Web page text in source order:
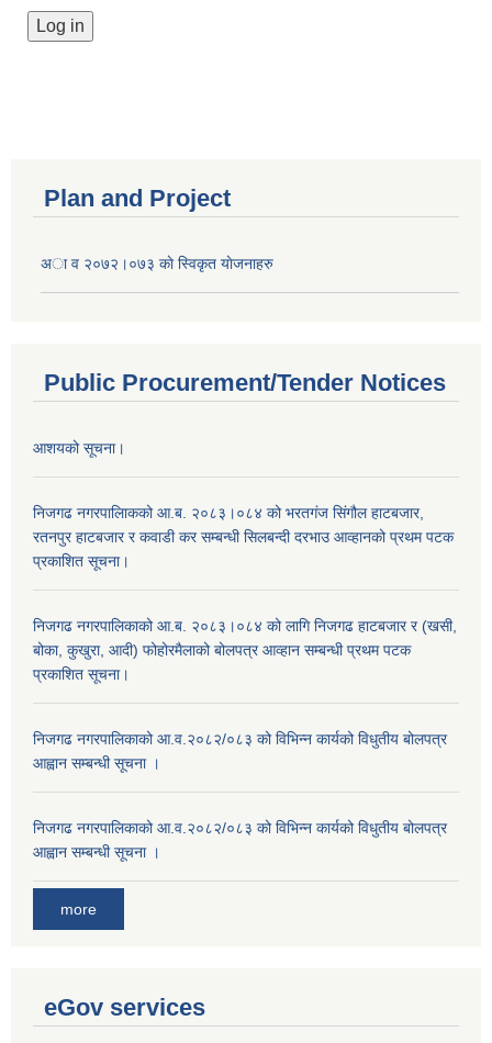
Plan and Project
अा व २०७२।०७३ काे स्विकृत याेजनाहरु
Public Procurement/Tender Notices
आशयको सूचना।
निजगढ नगरपालिाकको आ.ब. २०८३।०८४ को भरतगंज सिंगौल हाटबजार,
रतनपुर हाटबजार र कवाडी कर सम्बन्धी सिलबन्दी दरभाउ आव्हानको प्रथम पटक
प्रकाशित सूचना।
निजगढ नगरपालिकाको आ.ब. २०८३।०८४ को लागि निजगढ हाटबजार र (खसी,
बोका, कुखुरा, आदी) फोहोरमैलाको बोलपत्र आव्हान सम्बन्धी प्रथम पटक
प्रकाशित सूचना।
निजगढ नगरपालिकाको आ.व.२०८२/०८३ को विभिन्न कार्यको विधुतीय बोलपत्र
आह्वान सम्बन्धी सूचना ।
निजगढ नगरपालिकाको आ.व.२०८२/०८३ को विभिन्न कार्यको विधुतीय बोलपत्र
आह्वान सम्बन्धी सूचना ।
more
eGov services